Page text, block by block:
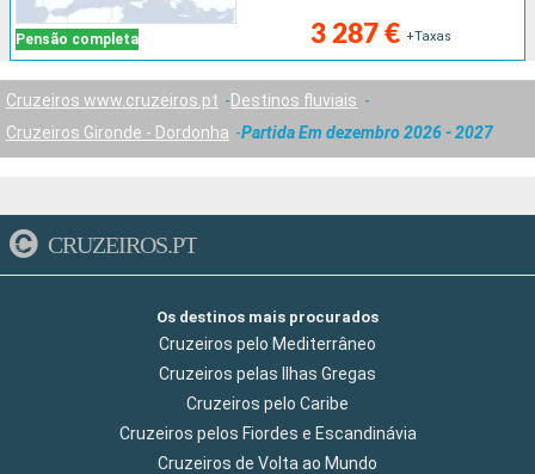
Pensão completa 3 287 € +Taxas
Cruzeiros www.cruzeiros.pt
Destinos fluviais
Cruzeiros Gironde - Dordonha
Partida Em dezembro 2026 - 2027
CRUZEIROS.PT
Os destinos mais procurados
Cruzeiros pelo Mediterrâneo
Cruzeiros pelas Ilhas Gregas
Cruzeiros pelo Caribe
Cruzeiros pelos Fiordes e Escandinávia
Cruzeiros de Volta ao Mundo